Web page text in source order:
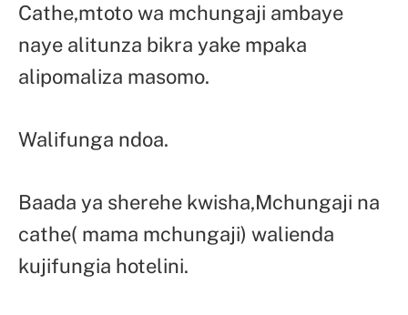
Cathe,mtoto wa mchungaji ambaye
naye alitunza bikra yake mpaka
alipomaliza masomo.
Walifunga ndoa.
Baada ya sherehe kwisha,Mchungaji na
cathe( mama mchungaji) walienda
kujifungia hotelini.